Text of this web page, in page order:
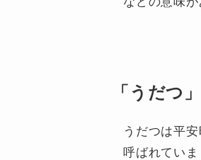
「うだつ
うだつは平
呼ばれていま